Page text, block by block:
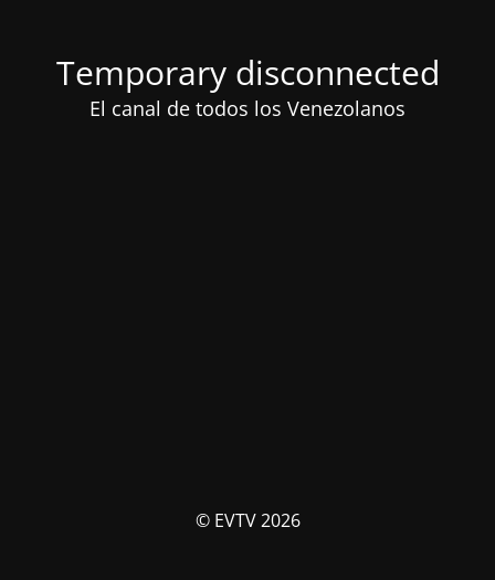
Temporary disconnected
El canal de todos los Venezolanos
© EVTV 2026